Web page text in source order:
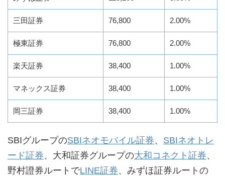
三田証券 76,800 2.00%
極東証券 76,800 2.00%
楽天証券 38,400 1.00%
マネックス証券 38,400 1.00%
岡三証券 38,400 1.00%
SBIグループのSBIネオモバイル証券、 SBIネオトレ
ード証券、大和証券グループの大和コネクト証券、
野村證券ルートでLINE証券、みずほ証券ルートの